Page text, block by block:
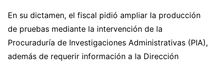
En su dictamen, el fiscal pidió ampliar la producción
de pruebas mediante la intervención de la
Procuraduría de Investigaciones Administrativas (PIA),
además de requerir información a la Dirección